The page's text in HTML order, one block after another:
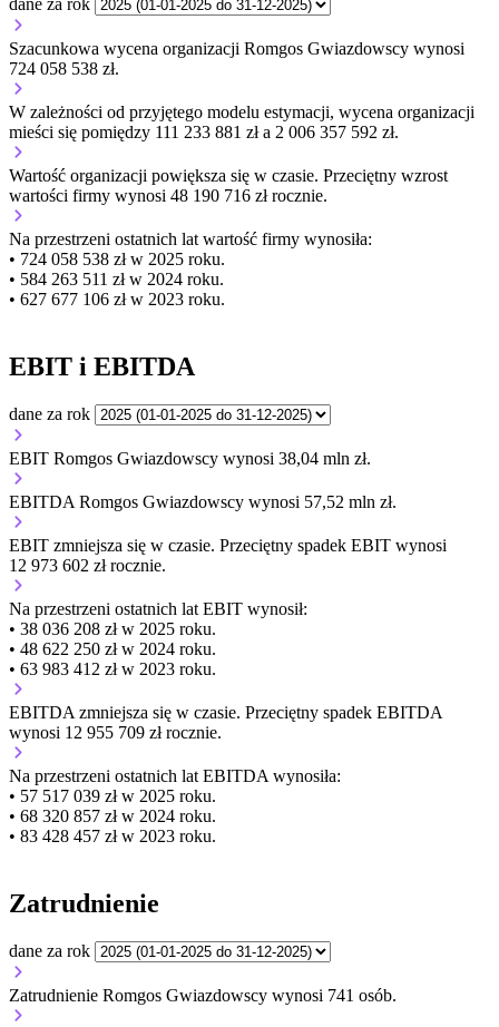
dane za rok
Szacunkowa wycena organizacji Romgos Gwiazdowscy wynosi
724 058 538 zł.
W zależności od przyjętego modelu estymacji, wycena organizacji
mieści się pomiędzy 111 233 881 zł a 2 006 357 592 zł.
Wartość organizacji powiększa się w czasie. Przeciętny wzrost
wartości firmy wynosi 48 190 716 zł rocznie.
Na przestrzeni ostatnich lat wartość firmy wynosiła:
• 724 058 538 zł w 2025 roku.
• 584 263 511 zł w 2024 roku.
• 627 677 106 zł w 2023 roku.
EBIT i EBITDA
dane za rok
EBIT Romgos Gwiazdowscy wynosi 38,04 mln zł.
EBITDA Romgos Gwiazdowscy wynosi 57,52 mln zł.
EBIT zmniejsza się w czasie. Przeciętny spadek EBIT wynosi
12 973 602 zł rocznie.
Na przestrzeni ostatnich lat EBIT wynosił:
• 38 036 208 zł w 2025 roku.
• 48 622 250 zł w 2024 roku.
• 63 983 412 zł w 2023 roku.
EBITDA zmniejsza się w czasie. Przeciętny spadek EBITDA
wynosi 12 955 709 zł rocznie.
Na przestrzeni ostatnich lat EBITDA wynosiła:
• 57 517 039 zł w 2025 roku.
• 68 320 857 zł w 2024 roku.
• 83 428 457 zł w 2023 roku.
Zatrudnienie
dane za rok
Zatrudnienie Romgos Gwiazdowscy wynosi 741 osób.